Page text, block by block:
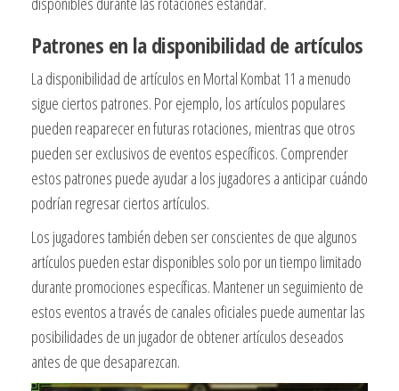
Patrones en la disponibilidad de artículos
La disponibilidad de artículos en Mortal Kombat 11 a menudo
sigue ciertos patrones. Por ejemplo, los artículos populares
pueden reaparecer en futuras rotaciones, mientras que otros
pueden ser exclusivos de eventos específicos. Comprender
estos patrones puede ayudar a los jugadores a anticipar cuándo
podrían regresar ciertos artículos.
Los jugadores también deben ser conscientes de que algunos
artículos pueden estar disponibles solo por un tiempo limitado
durante promociones específicas. Mantener un seguimiento de
estos eventos a través de canales oficiales puede aumentar las
posibilidades de un jugador de obtener artículos deseados
antes de que desaparezcan.